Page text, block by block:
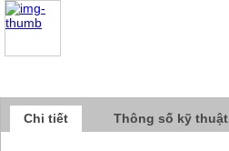
Chi tiết Thông số kỹ thuật